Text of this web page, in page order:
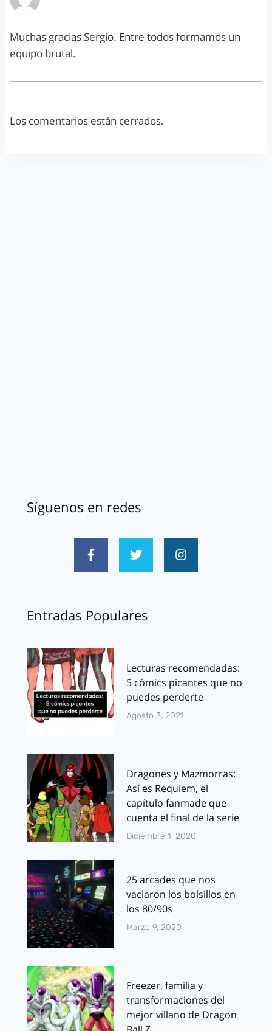
Muchas gracias Sergio. Entre todos formamos un
equipo brutal.
Los comentarios están cerrados.
Síguenos en redes
Entradas Populares
Lecturas recomendadas:
5 cómics picantes que no
puedes perderte
Agosto 3, 2021
Dragones y Mazmorras:
Así es Requiem, el
capítulo fanmade que
cuenta el final de la serie
Diciembre 1, 2020
25 arcades que nos
vaciaron los bolsillos en
los 80/90s
Marzo 9, 2020
Freezer, familia y
transformaciones del
mejor villano de Dragon